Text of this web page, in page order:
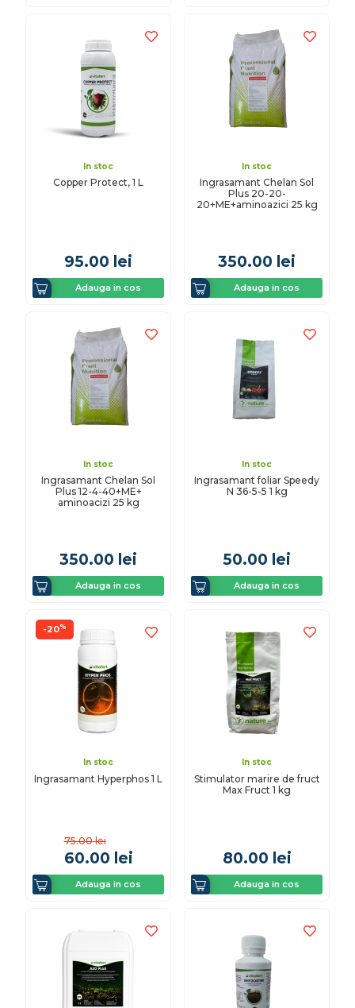
In stoc
Copper Protect, 1 L
95.00 lei
Adauga in cos
In stoc
Ingrasamant Chelan Sol
Plus 20-20-
20+ME+aminoazici 25 kg
350.00 lei
Adauga in cos
In stoc
Ingrasamant Chelan Sol
Plus 12-4-40+ME+
aminoacizi 25 kg
350.00 lei
Adauga in cos
In stoc
Ingrasamant foliar Speedy
N 36-5-5 1 kg
50.00 lei
Adauga in cos
-20%
In stoc
Ingrasamant Hyperphos 1 L
75.00 lei
60.00 lei
Adauga in cos
In stoc
Stimulator marire de fruct
Max Fruct 1 kg
80.00 lei
Adauga in cos